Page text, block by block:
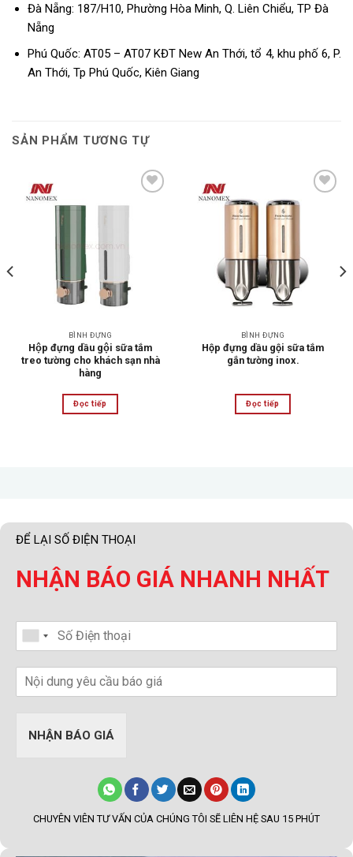
Đà Nẵng: 187/H10, Phường Hòa Minh, Q. Liên Chiểu, TP Đà
Nẵng
Phú Quốc: AT05 – AT07 KĐT New An Thới, tổ 4, khu phố 6, P.
An Thới, Tp Phú Quốc, Kiên Giang
SẢN PHẨM TƯƠNG TỰ
BÌNH ĐỰNG
Hộp đựng dầu gội sữa tắm
treo tường cho khách sạn nhà
hàng
Đọc tiếp
BÌNH ĐỰNG
Hộp đựng dầu gội sữa tắm
gắn tường inox.
Đọc tiếp
ĐỂ LẠI SỐ ĐIỆN THOẠI
NHẬN BÁO GIÁ NHANH NHẤT
NHẬN BÁO GIÁ
CHUYÊN VIÊN TƯ VẤN CỦA CHÚNG TÔI SẼ LIÊN HỆ SAU 15 PHÚT